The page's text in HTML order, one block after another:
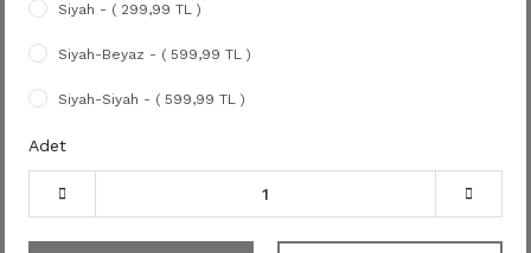
Siyah - ( 299,99 TL )
Siyah-Beyaz - ( 599,99 TL )
Siyah-Siyah - ( 599,99 TL )
Adet